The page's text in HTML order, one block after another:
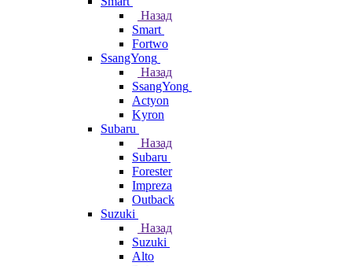
Назад
Smart
Fortwo
SsangYong
Назад
SsangYong
Actyon
Kyron
Subaru
Назад
Subaru
Forester
Impreza
Outback
Suzuki
Назад
Suzuki
Alto